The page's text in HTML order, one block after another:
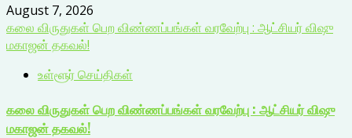
August 7, 2026
கலை விருதுகள் பெற விண்ணப்பங்கள் வரவேற்பு : ஆட்சியர் விஷு
மகாஜன் தகவல்!
உள்ளூர் செய்திகள்
கலை விருதுகள் பெற விண்ணப்பங்கள் வரவேற்பு : ஆட்சியர் விஷு
மகாஜன் தகவல்!